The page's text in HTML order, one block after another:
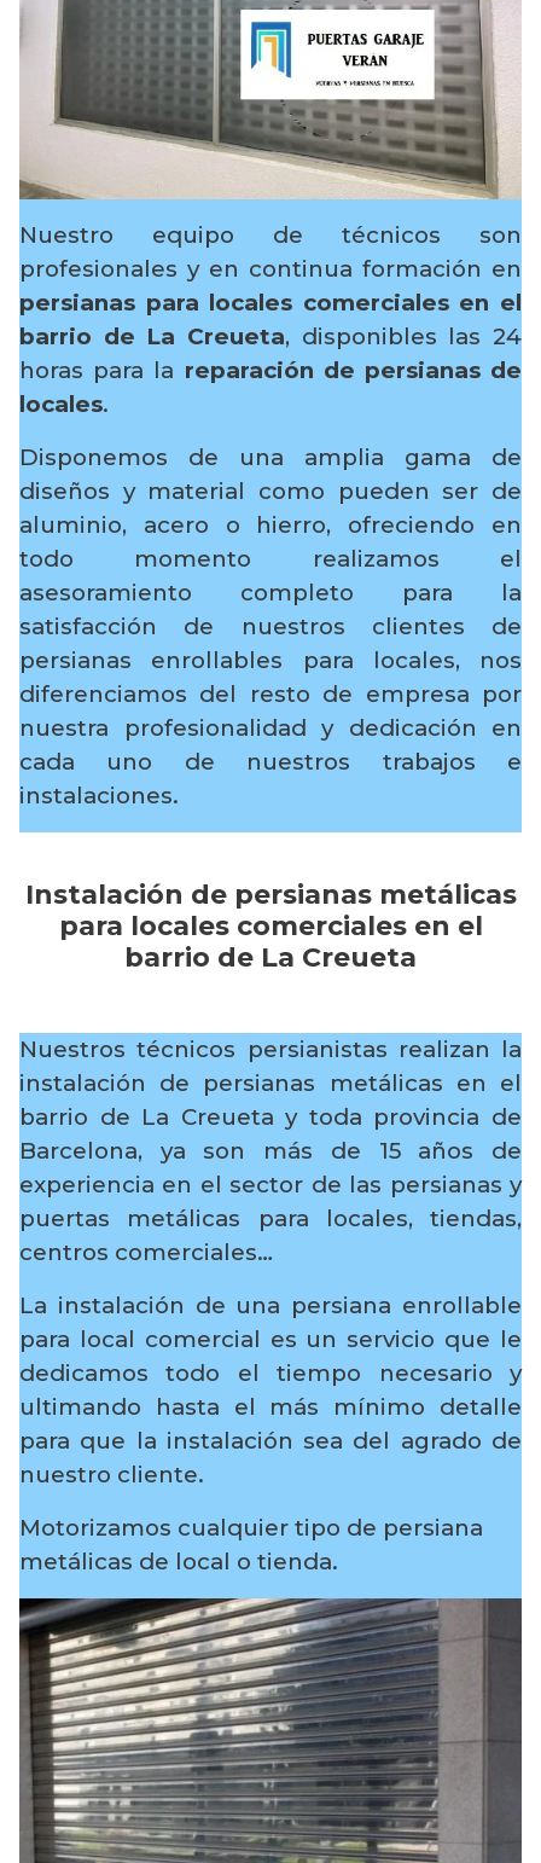
Nuestro equipo de técnicos son
profesionales y en continua formación en
persianas para locales comerciales en el
barrio de La Creueta, disponibles las 24
horas para la reparación de persianas de
locales.
Disponemos de una amplia gama de
diseños y material como pueden ser de
aluminio, acero o hierro, ofreciendo en
todo momento realizamos el
asesoramiento completo para la
satisfacción de nuestros clientes de
persianas enrollables para locales, nos
diferenciamos del resto de empresa por
nuestra profesionalidad y dedicación en
cada uno de nuestros trabajos e
instalaciones.
Instalación de persianas metálicas
para locales comerciales en el
barrio de La Creueta
Nuestros técnicos persianistas realizan la
instalación de persianas metálicas en el
barrio de La Creueta y toda provincia de
Barcelona, ya son más de 15 años de
experiencia en el sector de las persianas y
puertas metálicas para locales, tiendas,
centros comerciales…
La instalación de una persiana enrollable
para local comercial es un servicio que le
dedicamos todo el tiempo necesario y
ultimando hasta el más mínimo detalle
para que la instalación sea del agrado de
nuestro cliente.
Motorizamos cualquier tipo de persiana
metálicas de local o tienda.